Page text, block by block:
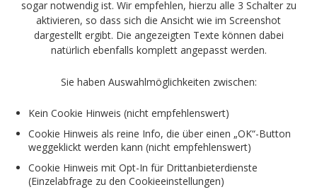
sogar notwendig ist. Wir empfehlen, hierzu alle 3 Schalter zu
aktivieren, so dass sich die Ansicht wie im Screenshot
dargestellt ergibt. Die angezeigten Texte können dabei
natürlich ebenfalls komplett angepasst werden.
Sie haben Auswahlmöglichkeiten zwischen:
Kein Cookie Hinweis (nicht empfehlenswert)
Cookie Hinweis als reine Info, die über einen „OK“-Button
weggeklickt werden kann (nicht empfehlenswert)
Cookie Hinweis mit Opt-In für Drittanbieterdienste
(Einzelabfrage zu den Cookieeinstellungen)